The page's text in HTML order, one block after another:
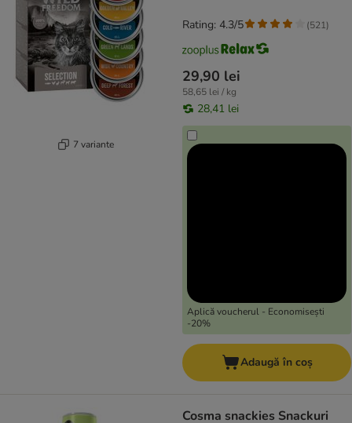
7 variante
29,90 lei
58,65 lei / kg
28,41 lei
Aplică voucherul - Economisești
-20%
Rating: 4.3/5 (521)
Adaugă în coș
Cosma snackies Snackuri